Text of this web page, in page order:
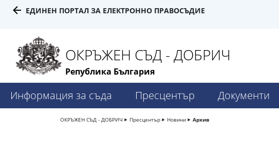
ЕДИНЕН ПОРТАЛ ЗА ЕЛЕКТРОННО ПРАВОСЪДИЕ
ОКРЪЖЕН СЪД - ДОБРИЧ
Република България
Информация за съда Пресцентър Документи
ОКРЪЖЕН СЪД - ДОБРИЧ Пресцентър Новини Архив